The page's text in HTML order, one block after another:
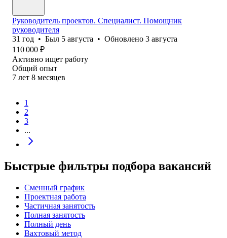
Руководитель проектов. Специалист. Помощник
руководителя
31 год • Был 5 августа • Обновлено 3 августа
110 000 ₽
Активно ищет работу
Общий опыт
7 лет 8 месяцев
1
2
3
...
Быстрые фильтры подбора вакансий
Сменный график
Проектная работа
Частичная занятость
Полная занятость
Полный день
Вахтовый метод